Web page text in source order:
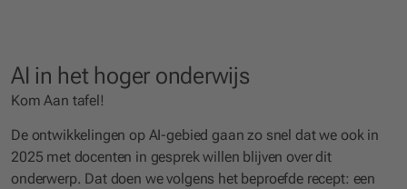
AI in het hoger onderwijs
Kom Aan tafel!
De ontwikkelingen op AI-gebied gaan zo snel dat we ook in
2025 met docenten in gesprek willen blijven over dit
onderwerp. Dat doen we volgens het beproefde recept: een